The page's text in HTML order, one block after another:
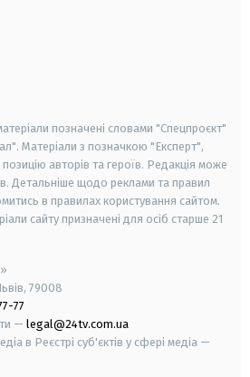
позначені словами "Спецпроєкт"
Матеріали з позначкою "Експерт",
авторів та героїв. Редакція може
Детальніше щодо реклами та правил
в правилах користування сайтом.
сайту призначені для осіб старше 21
79008
77
— legal@24tv.com.ua
в Реєстрі суб'єктів у сфері медіа —